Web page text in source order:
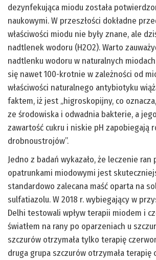
dezynfekująca miodu została
naukowymi. W przeszłości dokładne
właściwości miodu nie były znane, ale
nadtlenek wodoru (H2O2). Warto
nadtlenku wodoru w naturalnych
się nawet 100-krotnie w zależności od
właściwości naturalnego antybiotyku
faktem, iż jest „higroskopijny, co
ze środowiska i odwadnia bakterie, a
zawartość cukru i niskie pH zapobiegają
drobnoustrojów”.
Jedno z badań wykazało, że leczenie ran
opatrunkami miodowymi jest
standardowo zalecana maść oparta na
sulfatiazolu. W 2018 r. wybiegający w
Delhi testowali wpływ terapii miodem i
światłem na rany po oparzeniach u
szczurów otrzymała tylko terapię
druga grupa szczurów otrzymała terapię